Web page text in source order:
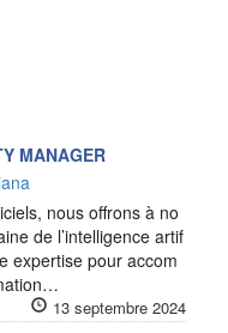
MANAGER
nous offrons à no
de l’intelligence artif
expertise pour accom
13 septembre 2024